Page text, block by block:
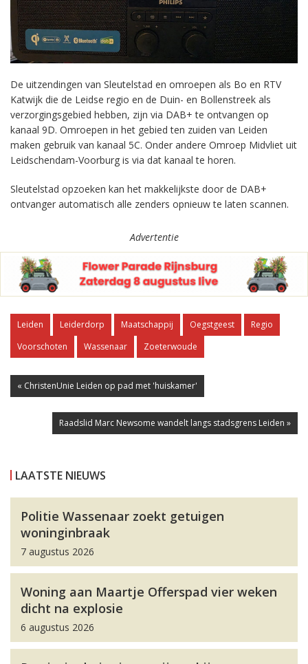
De uitzendingen van Sleutelstad en omroepen als Bo en RTV
Katwijk die de Leidse regio en de Duin- en Bollenstreek als
verzorgingsgebied hebben, zijn via DAB+ te ontvangen op
kanaal 9D. Omroepen in het gebied ten zuiden van Leiden
maken gebruik van kanaal 5C. Onder andere Omroep Midvliet uit
Leidschendam-Voorburg is via dat kanaal te horen.
Sleutelstad opzoeken kan het makkelijkste door de DAB+
ontvanger automatisch alle zenders opnieuw te laten scannen.
Advertentie
Leiden Leiderdorp Maatschappij Oegstgeest
Regio
Voorschoten
Wassenaar Zoeterwoude
« ChristenUnie Leiden op pad met 'huiskamer'
Raadslid Marc Newsome wandelt langs stadsgrens Leiden »
LAATSTE NIEUWS
Politie Wassenaar zoekt getuigen
woninginbraak
7 augustus 2026
Woning aan Maartje Offerspad vier weken
dicht na explosie
6 augustus 2026